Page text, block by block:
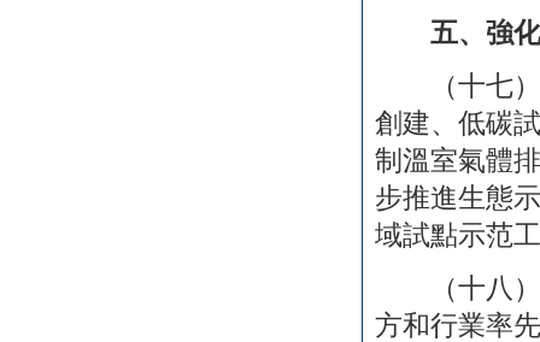
五、強
（十七）
創建、低碳
制溫室氣體
步推進生態
域試點示范
（十八）
方和行業率